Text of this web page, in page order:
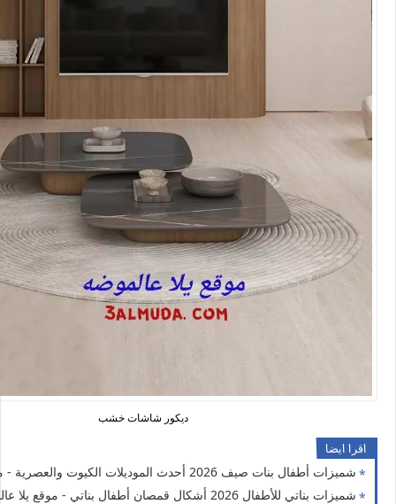
ديكور شاشات خشب
اقرا ايضا
شميزات أطفال بنات صيف 2026 أحدث الموديلات الكيوت والعصرية - موقع يلا عالموضة
شميزات بناتي للأطفال 2026 أشكال قمصان أطفال بناتي - موقع يلا عالموضة